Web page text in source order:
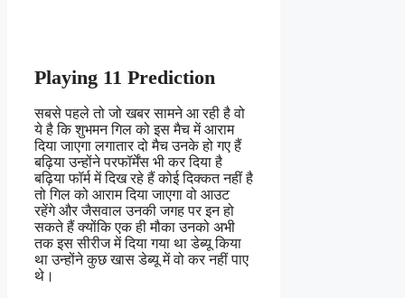
Playing 11 Prediction
सबसे पहले तो जो खबर सामने आ रही है वो
ये है कि शुभमन गिल को इस मैच में आराम
दिया जाएगा लगातार दो मैच उनके हो गए हैं
बढ़िया उन्होंने परफॉर्मेंस भी कर दिया है
बढ़िया फॉर्म में दिख रहे हैं कोई दिक्कत नहीं है
तो गिल को आराम दिया जाएगा वो आउट
रहेंगे और जैसवाल उनकी जगह पर इन हो
सकते हैं क्योंकि एक ही मौका उनको अभी
तक इस सीरीज में दिया गया था डेब्यू किया
था उन्होंने कुछ खास डेब्यू में वो कर नहीं पाए
थे।